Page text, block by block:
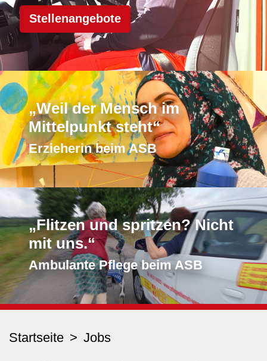
Stellenangebote
„Weil der Mensch im
Mittelpunkt steht“
Erzieherin beim ASB
„Flitzen und spritzen? Nicht
mit uns.“
Ambulante Pflege beim ASB
Startseite Jobs